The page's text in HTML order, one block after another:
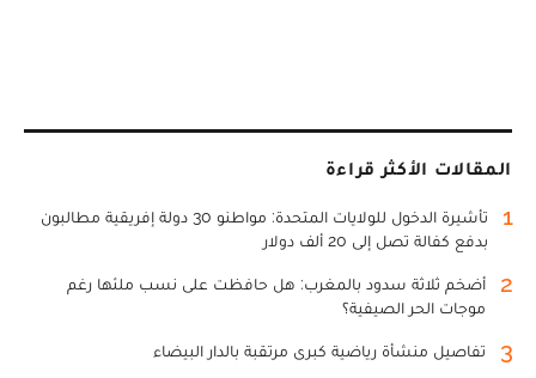
المقالات الأكثر قراءة
1
تأشيرة الدخول للولايات المتحدة: مواطنو 30 دولة إفريقية مطالبون
بدفع كفالة تصل إلى 20 ألف دولار
2
أضخم ثلاثة سدود بالمغرب: هل حافظت على نسب ملئها رغم
موجات الحر الصيفية؟
3 تفاصيل منشأة رياضية كبرى مرتقبة بالدار البيضاء